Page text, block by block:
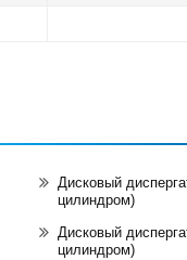
Дисковый
цилиндром)
Дисковый
цилиндром)